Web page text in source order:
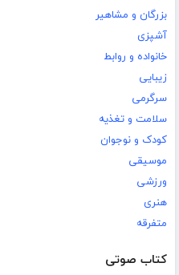
بزرگان و مشاهیر
آشپزی
خانواده و روابط
زیبایی
سرگرمی
سلامت و تغذیه
کودک و نوجوان
موسیقی
ورزشی
هنری
متفرقه
کتاب صوتی